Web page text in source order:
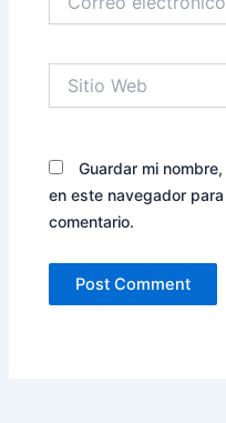
electrónico*
Web
Guardar mi
en este navegador
comentario.